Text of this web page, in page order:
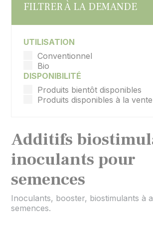
FILTRER À LA DEMANDE
UTILISATION
Conventionnel
Bio
DISPONIBILITÉ
Produits bientôt disponibles
Produits disponibles à la vente
Additifs
inoculants pour
semences
Inoculants, booster, biostimulants à
semences.